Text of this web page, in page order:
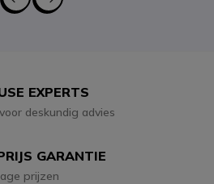
EXPERTS
deskundig advies
GARANTIE
prijzen